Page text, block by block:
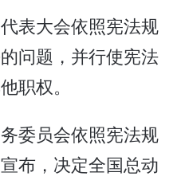
表大会依照宪法规
问题，并行使宪法
职权。
委员会依照宪法规
布，决定全国总动